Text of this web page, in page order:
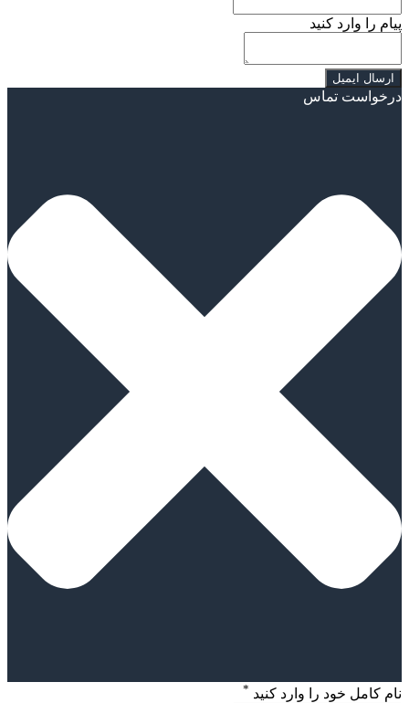
پیام را وارد کنید
درخواست تماس
نام کامل خود را وارد کنید *